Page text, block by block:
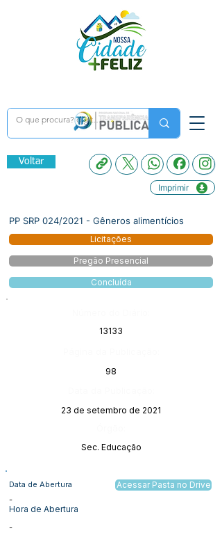
Voltar
Imprimir
PP SRP 024/2021 - Gêneros alimentícios
Licitações
Pregão Presencial
Concluída
13133
98
23 de setembro de 2021
Sec. Educação
Data de Abertura
-
Hora de Abertura
-
Acessar Pasta no Drive